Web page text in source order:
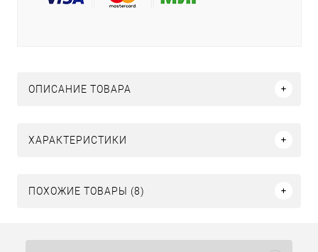
ОПИСАНИЕ ТОВАРА
ХАРАКТЕРИСТИКИ
ПОХОЖИЕ ТОВАРЫ (8)